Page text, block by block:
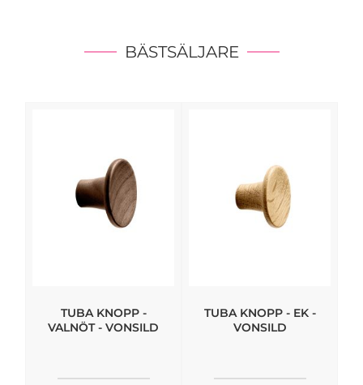
BÄSTSÄLJARE
TUBA KNOPP -
VALNÖT - VONSILD
TUBA KNOPP - EK -
VONSILD